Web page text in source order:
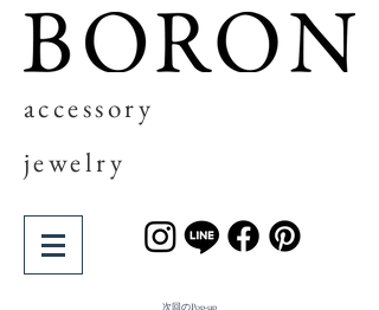
accessory
jewelry
次回の​Pop-up